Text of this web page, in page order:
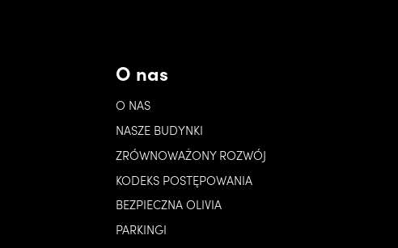
O nas
O NAS
NASZE BUDYNKI
ZRÓWNOWAŻONY ROZWÓJ
KODEKS POSTĘPOWANIA
BEZPIECZNA OLIVIA
PARKINGI